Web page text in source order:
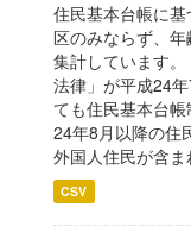
住民基本台帳に
区のみならず、
集計しています
法律」が平成24
ても住民基本台帳
24年8月以降の住
外国人住民が含ま
CSV